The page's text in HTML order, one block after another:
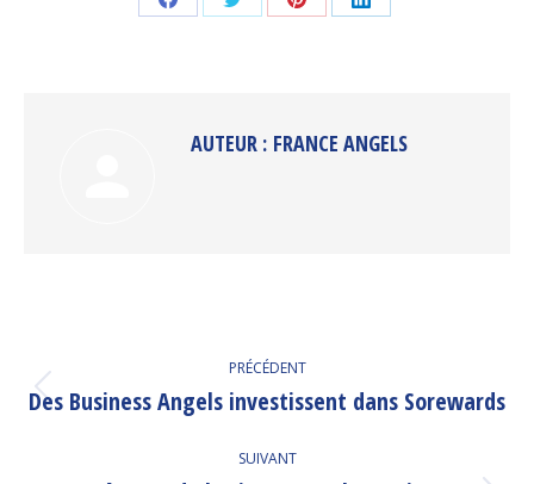
PartagerPartagerPartagerPartager
AUTEUR : FRANCE ANGELS
ARTICLE
PRÉCÉDENT
Article
:
Des Business Angels investissent dans Sorewards
SUIVANT